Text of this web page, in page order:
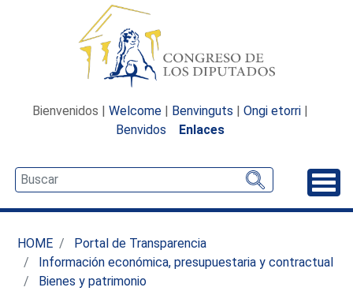
Bienvenidos | Welcome | Benvinguts | Ongi etorri |
Benvidos
Enlaces
HOME
Portal de Transparencia
Información económica, presupuestaria y contractual
Bienes y patrimonio